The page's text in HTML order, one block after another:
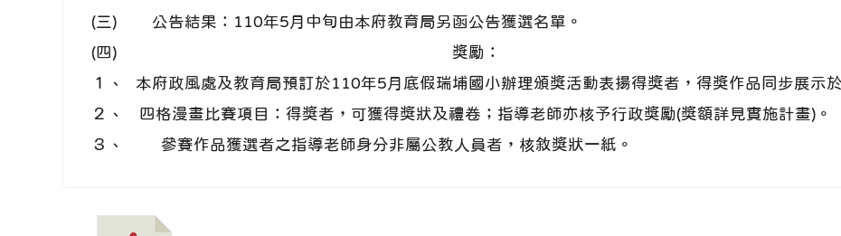
(三)
公告結果：110年5月中旬由本府教育局另函公告獲選名單。
(四)
獎勵：
１、
本府政風處及教育局預訂於110年5月底假瑞埔國小辦理頒獎活動表揚得獎者，得獎作品同步展示
２、
四格漫畫比賽項目：得獎者，可獲得獎狀及禮卷；指導老師亦核予行政獎勵(獎額詳見實施計畫)。
３、
參賽作品獲選者之指導老師身分非屬公教人員者，核敘獎狀一紙。